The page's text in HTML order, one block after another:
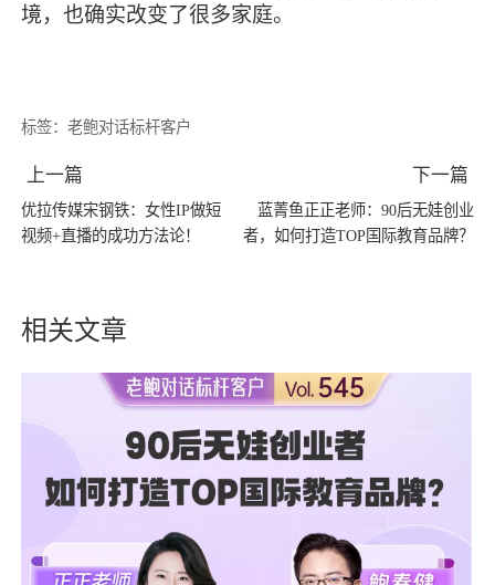
境，也确实改变了很多家庭。
标签：老鲍对话标杆客户
上一篇
优拉传媒宋钢铁：女性IP做短
视频+直播的成功方法论！
下一篇
蓝菁鱼正正老师：90后无娃创业
者，如何打造TOP国际教育品牌？
相关文章